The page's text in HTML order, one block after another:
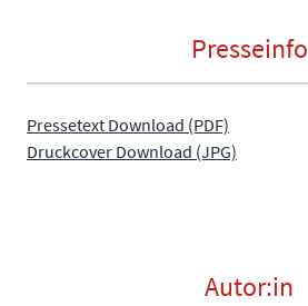
Presseinfo
Pressetext Download (PDF)
Druckcover Download (JPG)
Autor:in